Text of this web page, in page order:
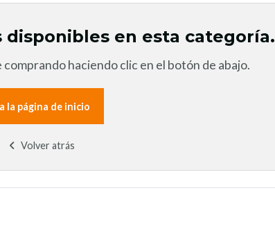
en esta categoría.
haciendo clic en el botón de abajo.
la página de inicio
Volver atrás